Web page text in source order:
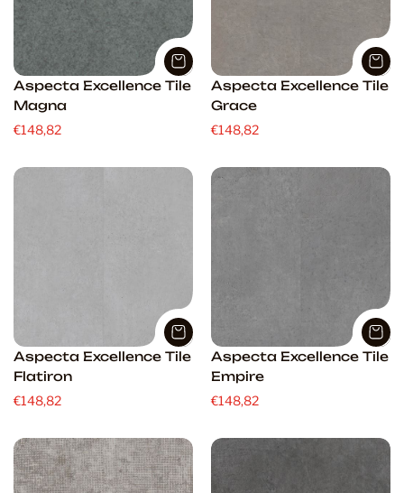
Aspecta Excellence Tile
Magna
€148,82
Aspecta Excellence Tile
Grace
€148,82
Aspecta Excellence Tile
Flatiron
€148,82
Aspecta Excellence Tile
Empire
€148,82